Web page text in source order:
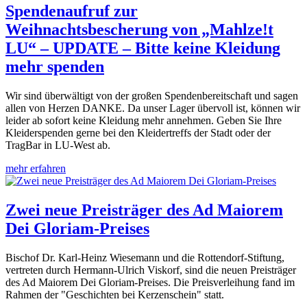
Spendenaufruf zur
Weihnachtsbescherung von „Mahlze!t
LU“ – UPDATE – Bitte keine Kleidung
mehr spenden
Wir sind überwältigt von der großen Spendenbereitschaft und sagen
allen von Herzen DANKE. Da unser Lager übervoll ist, können wir
leider ab sofort keine Kleidung mehr annehmen. Geben Sie Ihre
Kleiderspenden gerne bei den Kleidertreffs der Stadt oder der
TragBar in LU-West ab.
mehr erfahren
Zwei neue Preisträger des Ad Maiorem
Dei Gloriam-Preises
Bischof Dr. Karl-Heinz Wiesemann und die Rottendorf-Stiftung,
vertreten durch Hermann-Ulrich Viskorf, sind die neuen Preisträger
des Ad Maiorem Dei Gloriam-Preises. Die Preisverleihung fand im
Rahmen der "Geschichten bei Kerzenschein" statt.